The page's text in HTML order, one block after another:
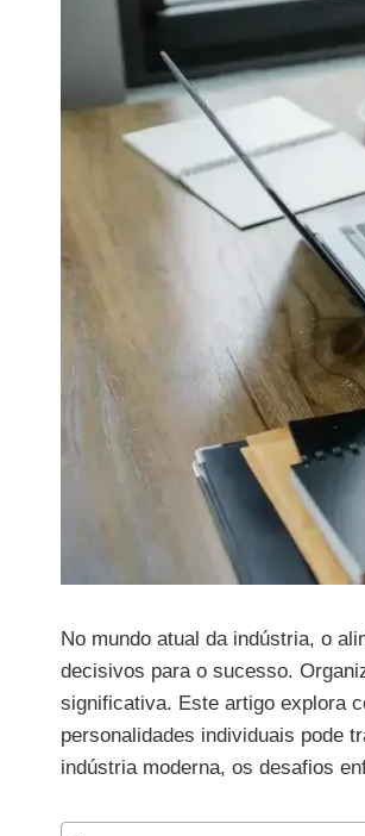
No mundo atual da indústria, o
decisivos para o sucesso.
significativa. Este artigo explora
personalidades individuais pode
indústria moderna, os desafios